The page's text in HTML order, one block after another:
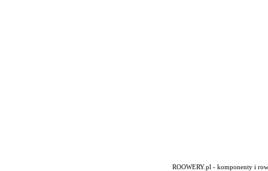
ROOWERY.pl - komponenty i